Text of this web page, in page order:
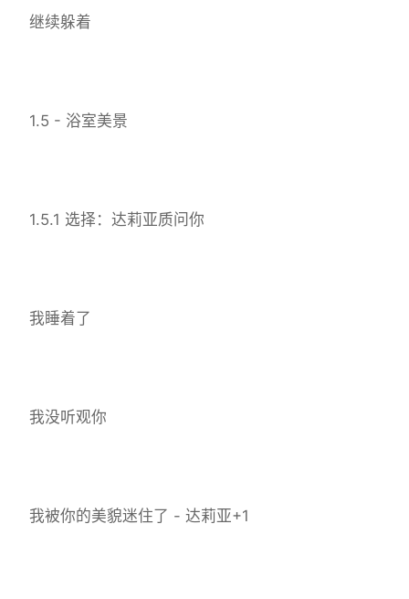
继续躲着
1.5 - 浴室美景
1.5.1 选择：达莉亚质问你
我睡着了
我没听观你
我被你的美貌迷住了 - 达莉亚+1